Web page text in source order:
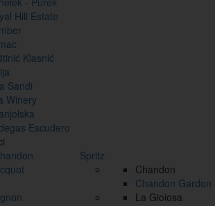
Hill Estate
Klasnić
Sandi
Winery
Escudero
Spritz
Chandon
Chandon Garden
La Gioiosa